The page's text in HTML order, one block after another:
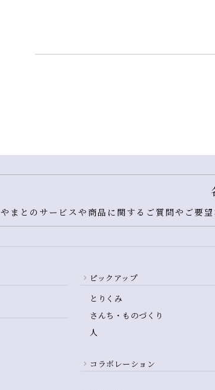
やまとのサービスや商品に関するご質問やご要
ピックアップ
とりくみ
さんち・ものづくり
人
コラボレーション